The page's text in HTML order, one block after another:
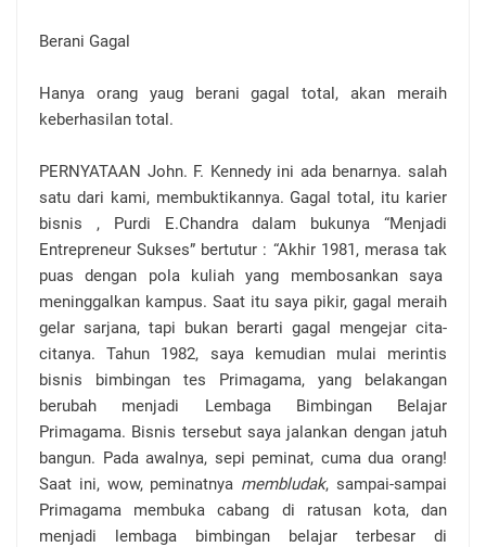
Berani Gagal
Hanya orang yaug berani gagal total, akan meraih
keberhasilan total.
PERNYATAAN John. F. Kennedy ini ada benarnya. salah
satu dari kami, membuktikannya. Gagal total, itu karier
bisnis , Purdi E.Chandra dalam bukunya “Menjadi
Entrepreneur Sukses” bertutur : “Akhir 1981, merasa tak
puas dengan pola kuliah yang membosankan saya
meninggalkan kampus. Saat itu saya pikir, gagal meraih
gelar sarjana, tapi bukan berarti gagal mengejar cita-
citanya. Tahun 1982, saya kemudian mulai merintis
bisnis bimbingan tes Primagama, yang belakangan
berubah menjadi Lembaga Bimbingan Belajar
Primagama. Bisnis tersebut saya jalankan dengan jatuh
bangun. Pada awalnya, sepi peminat, cuma dua orang!
Saat ini, wow, peminatnya membludak, sampai-sampai
Primagama membuka cabang di ratusan kota, dan
menjadi lembaga bimbingan belajar terbesar di